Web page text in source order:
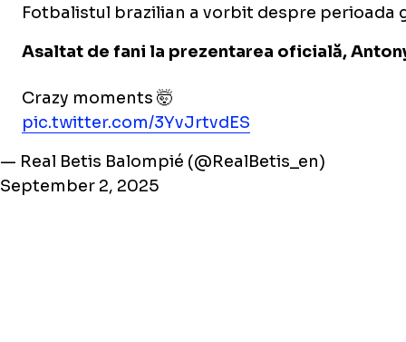
Fotbalistul brazilian a vorbit despre perioada
Asaltat de fani la prezentarea oficială,
Crazy moments 🤯
pic.twitter.com/3YvJrtvdES
— Real Betis Balompié (@RealBetis_en)
September 2, 2025